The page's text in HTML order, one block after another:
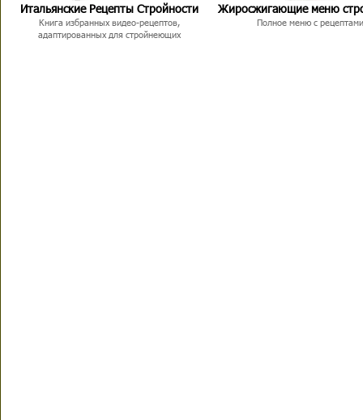
Итальянские Рецепты Стройности
Книга избранных видео-рецептов,
адаптированных для стройнеющих
Жиросжигающие меню
Полное меню с рецептами